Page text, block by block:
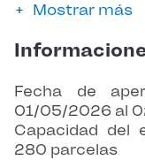
Mostrar más
Fecha de
01/05/2026 al
Capacidad del
280 parcelas